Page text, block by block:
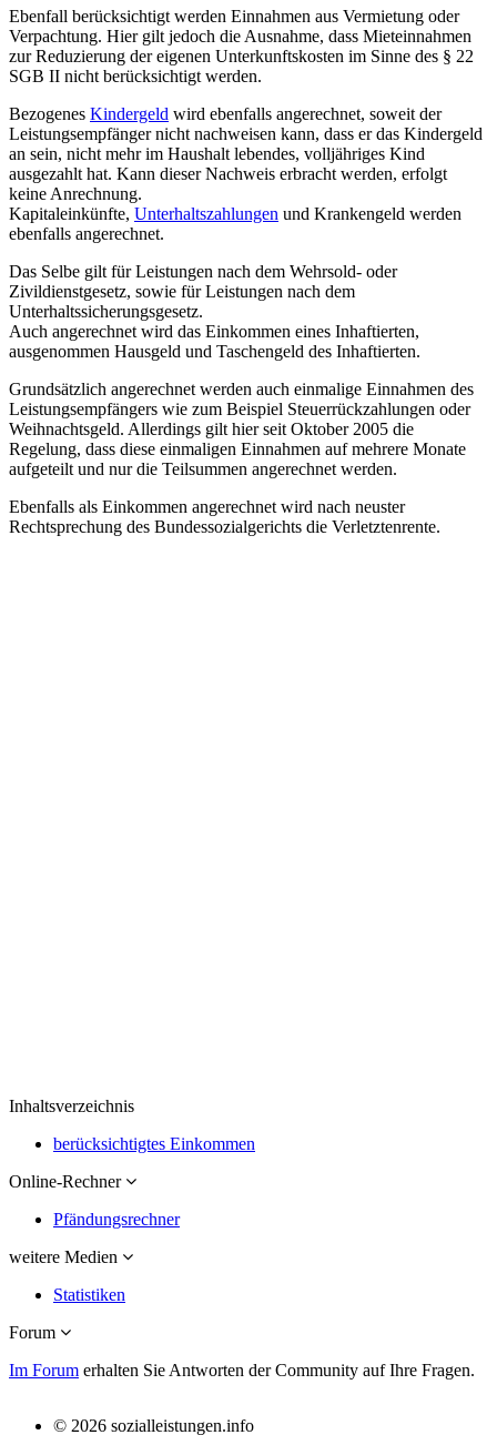
Ebenfall berücksichtigt werden Einnahmen aus Vermietung oder
Verpachtung. Hier gilt jedoch die Ausnahme, dass Mieteinnahmen
zur Reduzierung der eigenen Unterkunftskosten im Sinne des § 22
SGB II nicht berücksichtigt werden.
Bezogenes Kindergeld wird ebenfalls angerechnet, soweit der
Leistungsempfänger nicht nachweisen kann, dass er das Kindergeld
an sein, nicht mehr im Haushalt lebendes, volljähriges Kind
ausgezahlt hat. Kann dieser Nachweis erbracht werden, erfolgt
keine Anrechnung.
Kapitaleinkünfte, Unterhaltszahlungen und Krankengeld werden
ebenfalls angerechnet.
Das Selbe gilt für Leistungen nach dem Wehrsold- oder
Zivildienstgesetz, sowie für Leistungen nach dem
Unterhaltssicherungsgesetz.
Auch angerechnet wird das Einkommen eines Inhaftierten,
ausgenommen Hausgeld und Taschengeld des Inhaftierten.
Grundsätzlich angerechnet werden auch einmalige Einnahmen des
Leistungsempfängers wie zum Beispiel Steuerrückzahlungen oder
Weihnachtsgeld. Allerdings gilt hier seit Oktober 2005 die
Regelung, dass diese einmaligen Einnahmen auf mehrere Monate
aufgeteilt und nur die Teilsummen angerechnet werden.
Ebenfalls als Einkommen angerechnet wird nach neuster
Rechtsprechung des Bundessozialgerichts die Verletztenrente.
Inhaltsverzeichnis
berücksichtigtes Einkommen
Online-Rechner
Pfändungsrechner
weitere Medien
Statistiken
Forum
Im Forum erhalten Sie Antworten der Community auf Ihre Fragen.
© 2026 sozialleistungen.info